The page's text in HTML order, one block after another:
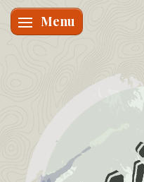
Skifte navigation
Menu